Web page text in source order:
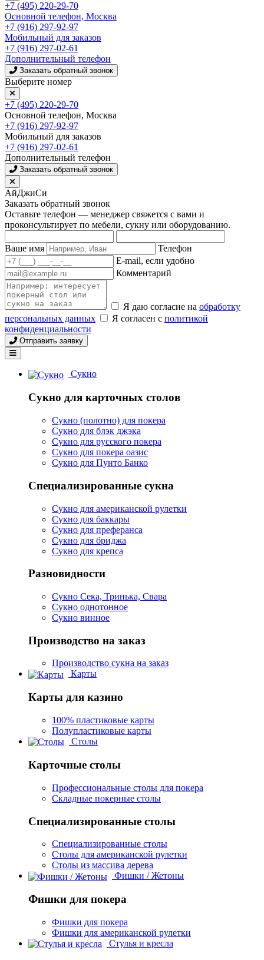
+7 (495) 220-29-70
Основной телефон, Москва
+7 (916) 297-92-97
Мобильный для заказов
+7 (916) 297-02-61
Дополнительный телефон
Заказать обратный звонок
Выберите номер
+7 (495) 220-29-70
Основной телефон, Москва
+7 (916) 297-92-97
Мобильный для заказов
+7 (916) 297-02-61
Дополнительный телефон
Заказать обратный звонок
АйДжиСи
Заказать обратный звонок
Оставьте телефон — менеджер свяжется с вами и
проконсультирует по мебели, сукну или оборудованию.
Ваше имя
Телефон
E-mail, если удобно
Комментарий
Я даю согласие на обработку
персональных данных
Я согласен с политикой
конфиденциальности
Отправить заявку
Сукно
Сукно для карточных столов
Сукно (полотно) для покера
Сукно для блэк джэка
Сукно для русского покера
Сукно для покера оазис
Сукно для Пунто Банко
Специализированные сукна
Сукно для американской рулетки
Сукно для баккары
Сукно для преферанса
Сукно для бриджа
Сукно для крепса
Разновидности
Сукно Сека, Тринька, Свара
Сукно однотонное
Сукно винное
Производство на заказ
Производство сукна на заказ
Карты
Карты для казино
100% пластиковые карты
Полупластиковые карты
Столы
Карточные столы
Профессиональные столы для покера
Складные покерные столы
Специализированные столы
Специализированные столы
Столы для американской рулетки
Столы из массива дерева
Фишки / Жетоны
Фишки для покера
Фишки для покера
Фишки для американской рулетки
Стулья и кресла